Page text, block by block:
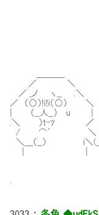
＼____／
/...............｛
/.................
〈...............∠
／ ＼
／ _ノ ヽ__ .＼
／ （○）!i!i（○） ＼
| （__人__） u |
.＼ ）t-ﾂ ／
/ ⌒´ ＼
＼＿（__） i＼